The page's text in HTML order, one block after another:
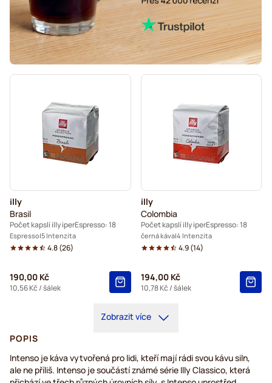
illy
Brasil
Počet kapslí illy iperEspresso: 18
Espresso 5 Intenzita
4.8(26)
190,00 Kč
10,56 Kč / šálek
illy
Colombia
Počet kapslí illy iperEspresso: 18
černá káva 4 Intenzita
4.9(14)
194,00 Kč
10,78 Kč / šálek
Zobrazit více
POPIS
Intenso je káva vytvořená pro lidi, kteří mají rádi svou kávu siln,
ale ne příliš. Intenso je součástí známé série Illy Classico, která